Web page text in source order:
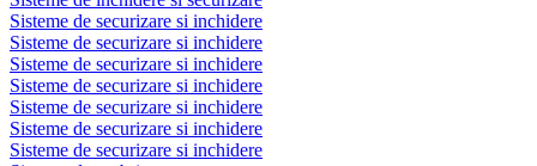
Sisteme de securizare si inchidere
Sisteme de securizare si inchidere
Sisteme de securizare si inchidere
Sisteme de securizare si inchidere
Sisteme de securizare si inchidere
Sisteme de securizare si inchidere
Sisteme de securizare si inchidere